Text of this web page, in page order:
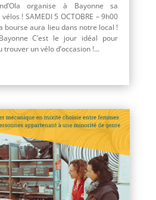
organise à Bayonne sa
! SAMEDI 5 OCTOBRE – 9h00
bourse aura lieu dans notre local !
C’est le jour idéal pour
un vélo d’occasion !...